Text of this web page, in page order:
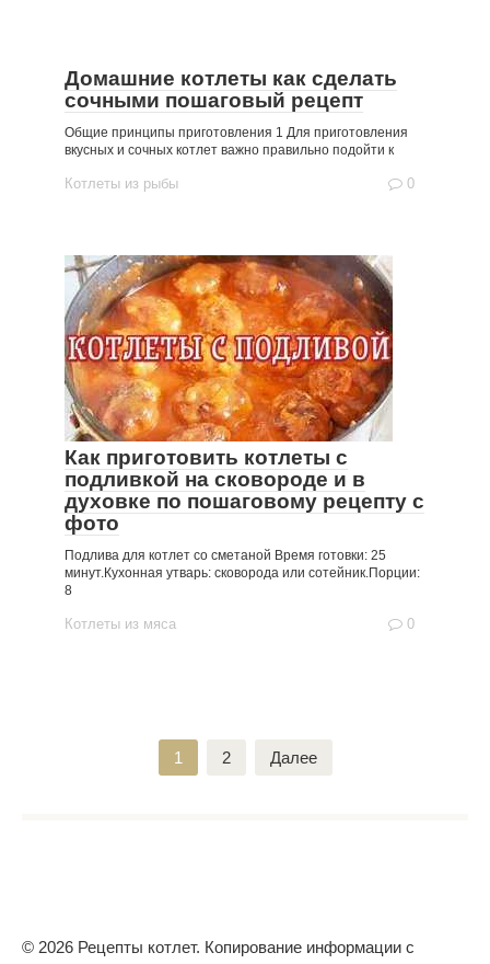
Домашние котлеты как сделать
сочными пошаговый рецепт
Общие принципы приготовления 1 Для приготовления
вкусных и сочных котлет важно правильно подойти к
Котлеты из рыбы 0
Как приготовить котлеты с
подливкой на сковороде и в
духовке по пошаговому рецепту с
фото
Подлива для котлет со сметаной Время готовки: 25
минут.Кухонная утварь: сковорода или сотейник.Порции:
8
Котлеты из мяса 0
1 2 Далее
© 2026 Рецепты котлет. Копирование информации с